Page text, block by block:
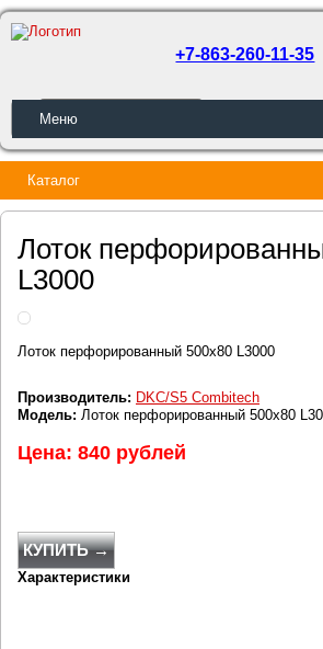
ОБРАТНЫЙ ЗВОНОК
+7-863-260-11-35
Меню
Каталог
Лоток
L3000
Лоток перфорированный 500х80 L3000
Производитель: DKC/S5 Combitech
Модель: Лоток перфорированный 500х80
Цена: 840 рублей
КУПИТЬ →
Характеристики